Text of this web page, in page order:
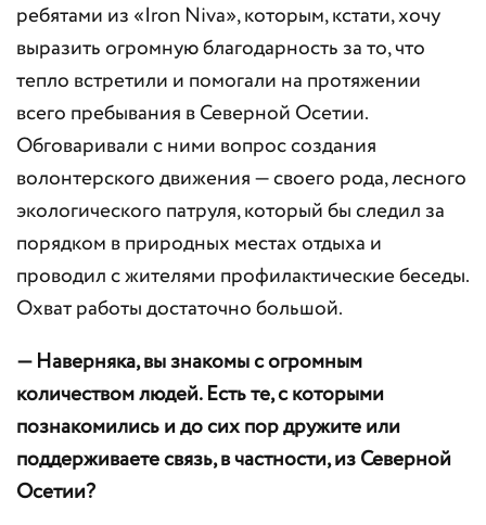
ребятами из «Iron Niva», которым, кстати, хочу
выразить огромную благодарность за то, что
тепло встретили и помогали на протяжении
всего пребывания в Северной Осетии.
Обговаривали с ними вопрос создания
волонтерского движения — своего рода, лесного
экологического патруля, который бы следил за
порядком в природных местах отдыха и
проводил с жителями профилактические беседы.
Охват работы достаточно большой.
— Наверняка, вы знакомы с огромным
количеством людей. Есть те, с которыми
познакомились и до сих пор дружите или
поддерживаете связь, в частности, из Северной
Осетии?